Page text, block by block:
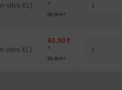
vitro XL)
*
60,50 € *
vitro XL)
63,90 €
*
80,30 € *